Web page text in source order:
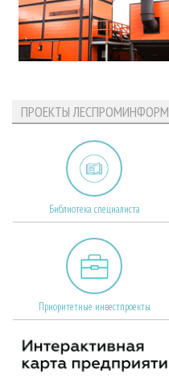
ПРОЕКТЫ ЛЕСПРОМИНФОРМ
Библиотека специалиста
Приоритетные инвестпроекты